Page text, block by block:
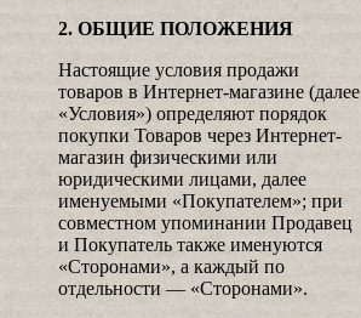
2. ОБЩИЕ ПОЛОЖЕНИЯ
Настоящие условия продажи
товаров в Интернет-магазине (далее
«Условия») определяют порядок
покупки Товаров через Интернет-
магазин физическими или
юридическими лицами, далее
именуемыми «Покупателем»; при
совместном упоминании Продавец
и Покупатель также именуются
«Сторонами», а каждый по
отдельности — «Сторонами».